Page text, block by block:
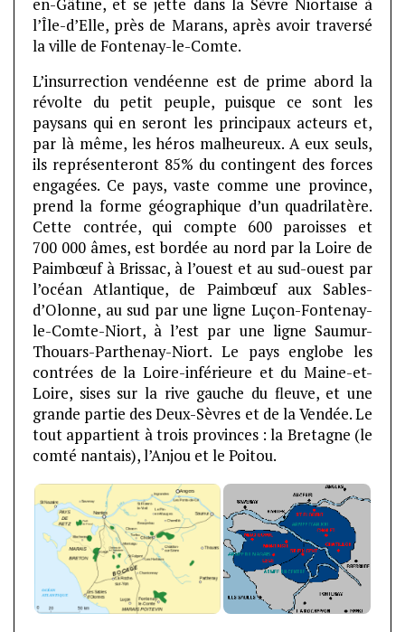
en-Gâtine, et se jette dans la Sèvre Niortaise à
l’Île-d’Elle, près de Marans, après avoir traversé
la ville de Fontenay-le-Comte.
L’insurrection vendéenne est de prime abord la
révolte du petit peuple, puisque ce sont les
paysans qui en seront les principaux acteurs et,
par là même, les héros malheureux. A eux seuls,
ils représenteront 85% du contingent des forces
engagées. Ce pays, vaste comme une province,
prend la forme géographique d’un quadrilatère.
Cette contrée, qui compte 600 paroisses et
700 000 âmes, est bordée au nord par la Loire de
Paimbœuf à Brissac, à l’ouest et au sud-ouest par
l’océan Atlantique, de Paimbœuf aux Sables-
d’Olonne, au sud par une ligne Luçon-Fontenay-
le-Comte-Niort, à l’est par une ligne Saumur-
Thouars-Parthenay-Niort. Le pays englobe les
contrées de la Loire-inférieure et du Maine-et-
Loire, sises sur la rive gauche du fleuve, et une
grande partie des Deux-Sèvres et de la Vendée. Le
tout appartient à trois provinces : la Bretagne (le
comté nantais), l’Anjou et le Poitou.